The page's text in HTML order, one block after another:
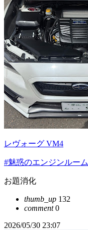
レヴォーグ VM4
#魅惑のエンジンルーム
お題消化
thumb_up 132
comment0
2026/05/30 23:07